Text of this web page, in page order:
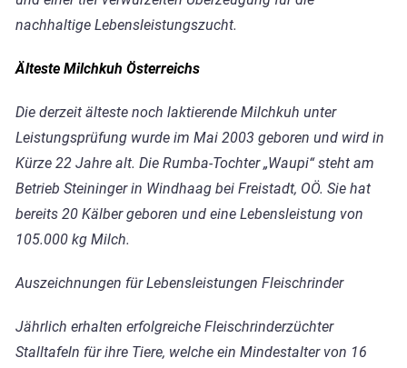
nachhaltige Lebensleistungszucht.
Älteste Milchkuh Österreichs
Die derzeit älteste noch laktierende Milchkuh unter
Leistungsprüfung wurde im Mai 2003 geboren und wird in
Kürze 22 Jahre alt. Die Rumba-Tochter „Waupi“ steht am
Betrieb Steininger in Windhaag bei Freistadt, OÖ. Sie hat
bereits 20 Kälber geboren und eine Lebensleistung von
105.000 kg Milch.
Auszeichnungen für Lebensleistungen Fleischrinder
Jährlich erhalten erfolgreiche Fleischrinderzüchter
Stalltafeln für ihre Tiere, welche ein Mindestalter von 16